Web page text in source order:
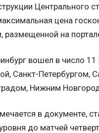
Центрального
цена
размещенной на
вошел в число
Санкт-Петербургом,
Нижним
в документе,
до матчей